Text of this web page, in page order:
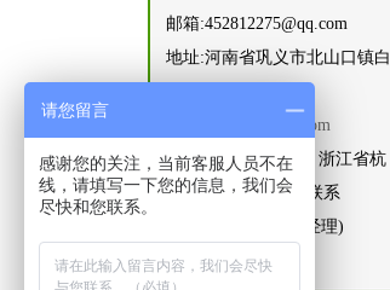
邮箱:452812275@qq.com
地址:河南省巩义市北山口镇白
www.hnhbscl.com
住浙江办事处地址，浙江省杭
州市富阳区大源镇 联系
人:15168443480(刘经理)
请您留言
感谢您的关注，当前客服人员不在
线，请填写一下您的信息，我们会
尽快和您联系。